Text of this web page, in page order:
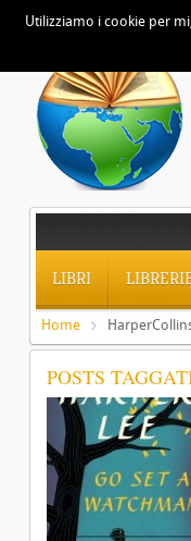
LIBRI
Home
POSTS
Utilizziamo i cookie per